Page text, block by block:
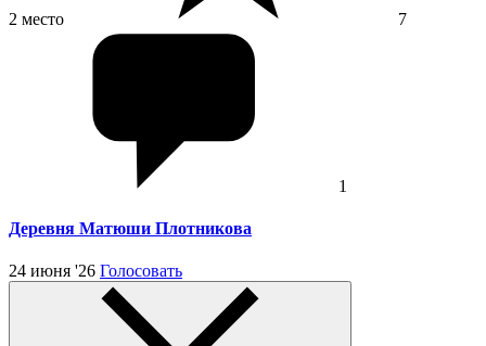
2 место 7
1
Деревня Матюши Плотникова
24 июня '26 Голосовать